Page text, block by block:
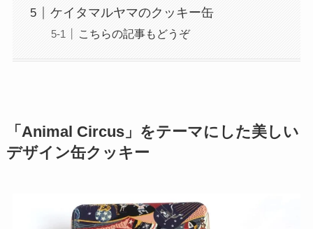
ケイタマルヤマのクッキー缶
こちらの記事もどうぞ
「Animal Circus」をテーマにした美しい
デザイン缶クッキー